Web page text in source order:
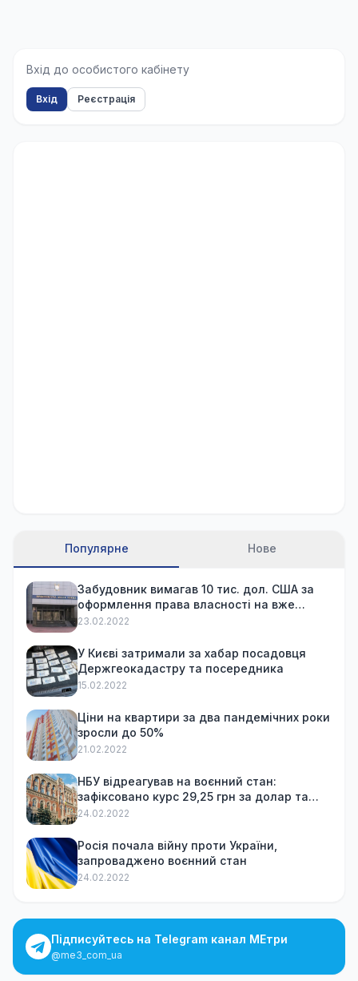
Вхід до особистого кабінету
Вхід Реєстрація
Популярне Нове
Забудовник вимагав 10 тис. дол. США за
оформлення права власності на вже
куплену квартиру
23.02.2022
У Києві затримали за хабар посадовця
Держгеокадастру та посередника
15.02.2022
Ціни на квартири за два пандемічних роки
зросли до 50%
21.02.2022
НБУ відреагував на воєнний стан:
зафіксовано курс 29,25 грн за долар та
обмежив зняття готівки
24.02.2022
Росія почала війну проти України,
запроваджено воєнний стан
24.02.2022
Підписуйтесь на Telegram канал МЕтри
@me3_com_ua